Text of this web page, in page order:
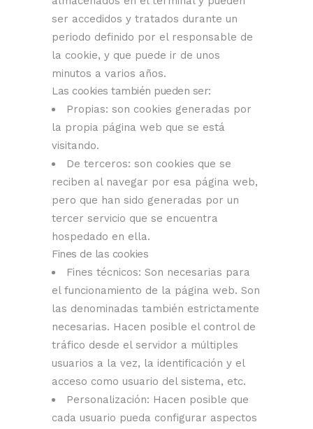
ser accedidos y tratados durante un
periodo definido por el responsable de
la cookie, y que puede ir de unos
minutos a varios años.
Las cookies también pueden ser:
Propias: son cookies generadas por
la propia página web que se está
visitando.
De terceros: son cookies que se
reciben al navegar por esa página web,
pero que han sido generadas por un
tercer servicio que se encuentra
hospedado en ella.
Fines de las cookies
Fines técnicos: Son necesarias para
el funcionamiento de la página web. Son
las denominadas también estrictamente
necesarias. Hacen posible el control de
tráfico desde el servidor a múltiples
usuarios a la vez, la identificación y el
acceso como usuario del sistema, etc.
Personalización: Hacen posible que
cada usuario pueda configurar aspectos